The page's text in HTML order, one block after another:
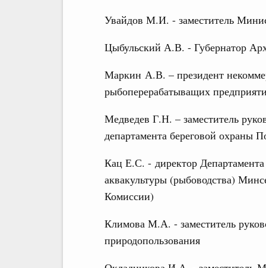
Увайдов М.И. - заместитель
Цыбульский А.В. - Губернатор
Маркин А.В. – президент
рыбоперерабатыващих
Медведев Г.Н. – заместитель
департамента береговой
Кац Е.С. - директор Департамента
аквакультуры (рыбоводства)
Комиссии)
Климова М.А. - заместитель
природопользования